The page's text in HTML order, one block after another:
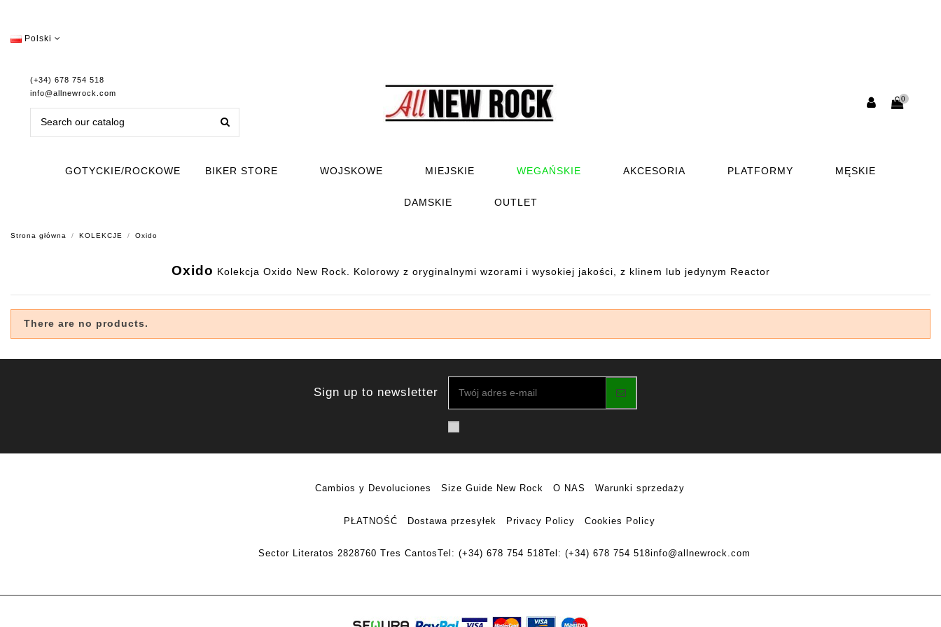
Polski
(+34) 678 754 518
info@allnewrock.com
0
GOTYCKIE/ROCKOWE BIKER STORE WOJSKOWE MIEJSKIE WEGAŃSKIE AKCESORIA PLATFORMY MĘSKIE
DAMSKIE OUTLET
Strona główna KOLEKCJE Oxido
Oxido Kolekcja Oxido New Rock. Kolorowy z oryginalnymi wzorami i wysokiej jakości, z klinem lub jedynym Reactor
There are no products.
Sign up to newsletter
Cambios y Devoluciones Size Guide New Rock O NAS Warunki sprzedaży
PŁATNOŚĆ Dostawa przesyłek Privacy Policy Cookies Policy
Sector Literatos 2828760 Tres CantosTel: (+34) 678 754 518Tel: (+34) 678 754 518info@allnewrock.com